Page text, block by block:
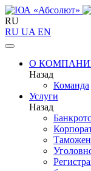
RU
RU UA EN
О
Назад
Команда
Услуги
Назад